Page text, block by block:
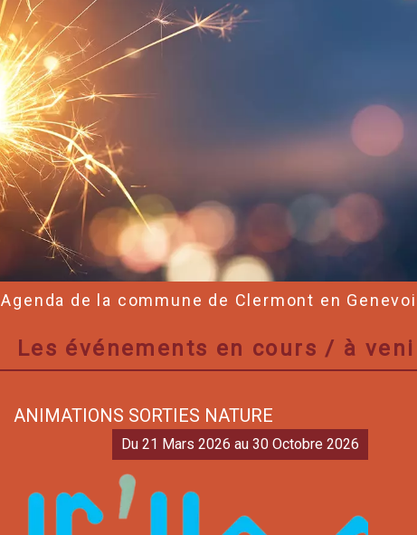
Agenda de la commune de Clermont en
Les événements en cours / à
ANIMATIONS SORTIES NATURE
Du 21 Mars 2026 au 30 Octobre 2026